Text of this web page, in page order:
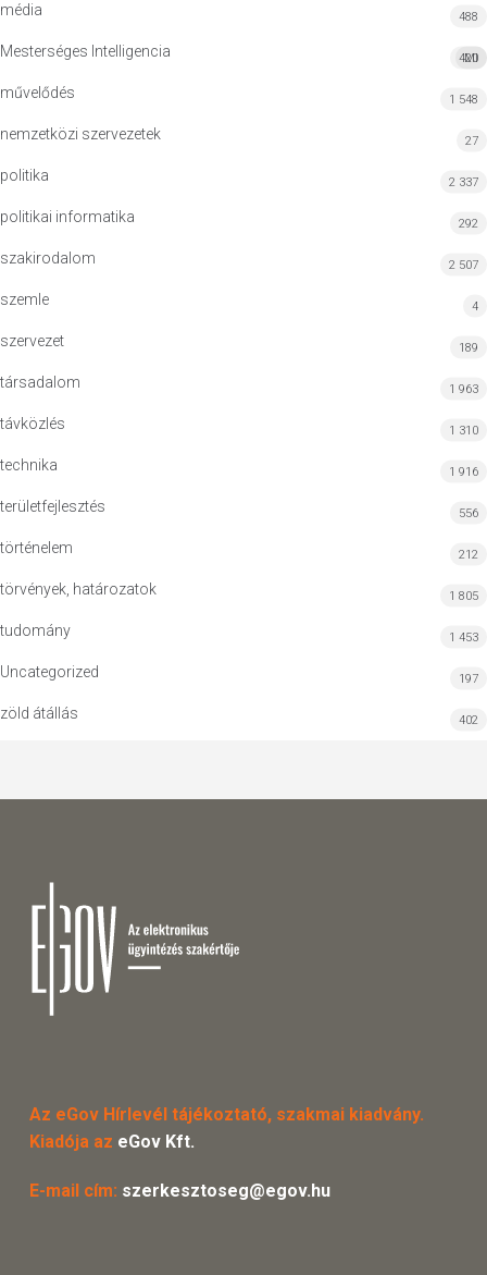
média 488
Mesterséges Intelligencia MI
420
művelődés 1 548
nemzetközi szervezetek 27
politika 2 337
politikai informatika 292
szakirodalom 2 507
szemle 4
szervezet 189
társadalom 1 963
távközlés 1 310
technika 1 916
területfejlesztés 556
történelem 212
törvények, határozatok 1 805
tudomány 1 453
Uncategorized 197
zöld átállás 402
Az eGov Hírlevél tájékoztató, szakmai kiadvány.
Kiadója az eGov Kft.
E-mail cím: szerkesztoseg@egov.hu